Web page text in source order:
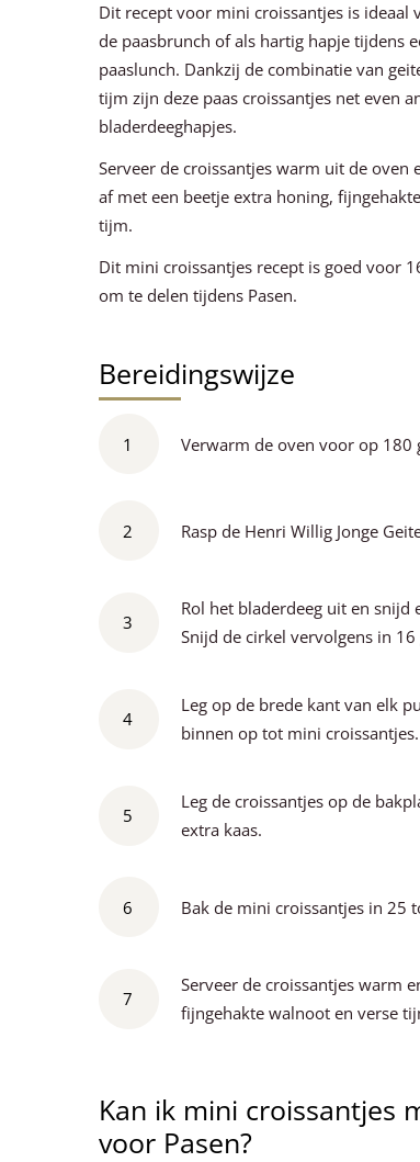
Dit recept voor mini croissantjes is ideaal
de paasbrunch of als hartig hapje tijdens
paaslunch. Dankzij de combinatie van
tijm zijn deze paas croissantjes net even
bladerdeeghapjes.
Serveer de croissantjes warm uit de oven
af met een beetje extra honing,
tijm.
Dit mini croissantjes recept is goed voor
om te delen tijdens Pasen.
Bereidingswijze
1 Verwarm de oven voor op 180
2 Rasp de Henri Willig Jonge
3
Rol het bladerdeeg uit en
Snijd de cirkel vervolgens in
4
Leg op de brede kant van elk
binnen op tot mini croissantjes.
5
Leg de croissantjes op de
extra kaas.
6 Bak de mini croissantjes in 25
7
Serveer de croissantjes warm
fijngehakte walnoot en verse
Kan ik mini croissantjes
voor Pasen?